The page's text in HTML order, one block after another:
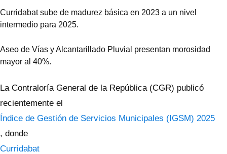
Curridabat sube de madurez básica en 2023 a un nivel
intermedio para 2025.
Aseo de Vías y Alcantarillado Pluvial presentan morosidad
mayor al 40%.
La Contraloría General de la República (CGR) publicó
recientemente el
Índice de Gestión de Servicios Municipales (IGSM) 2025
, donde
Curridabat